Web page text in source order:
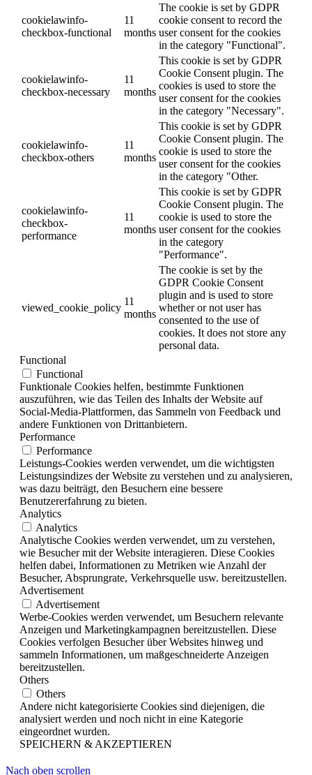
cookielawinfo-
checkbox-functional
11
months
The cookie is set by GDPR
cookie consent to record the
user consent for the cookies
in the category "Functional".
cookielawinfo-
checkbox-necessary
11
months
This cookie is set by GDPR
Cookie Consent plugin. The
cookies is used to store the
user consent for the cookies
in the category "Necessary".
cookielawinfo-
checkbox-others
11
months
This cookie is set by GDPR
Cookie Consent plugin. The
cookie is used to store the
user consent for the cookies
in the category "Other.
cookielawinfo-
checkbox-
performance
11
months
This cookie is set by GDPR
Cookie Consent plugin. The
cookie is used to store the
user consent for the cookies
in the category
"Performance".
viewed_cookie_policy
11
months
The cookie is set by the
GDPR Cookie Consent
plugin and is used to store
whether or not user has
consented to the use of
cookies. It does not store any
personal data.
Functional
Functional
Funktionale Cookies helfen, bestimmte Funktionen
auszuführen, wie das Teilen des Inhalts der Website auf
Social-Media-Plattformen, das Sammeln von Feedback und
andere Funktionen von Drittanbietern.
Performance
Performance
Leistungs-Cookies werden verwendet, um die wichtigsten
Leistungsindizes der Website zu verstehen und zu analysieren,
was dazu beiträgt, den Besuchern eine bessere
Benutzererfahrung zu bieten.
Analytics
Analytics
Analytische Cookies werden verwendet, um zu verstehen,
wie Besucher mit der Website interagieren. Diese Cookies
helfen dabei, Informationen zu Metriken wie Anzahl der
Besucher, Absprungrate, Verkehrsquelle usw. bereitzustellen.
Advertisement
Advertisement
Werbe-Cookies werden verwendet, um Besuchern relevante
Anzeigen und Marketingkampagnen bereitzustellen. Diese
Cookies verfolgen Besucher über Websites hinweg und
sammeln Informationen, um maßgeschneiderte Anzeigen
bereitzustellen.
Others
Others
Andere nicht kategorisierte Cookies sind diejenigen, die
analysiert werden und noch nicht in eine Kategorie
eingeordnet wurden.
SPEICHERN & AKZEPTIEREN
Nach oben scrollen